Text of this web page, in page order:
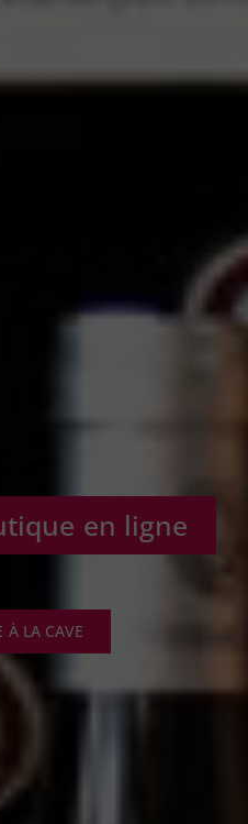
en ligne
À LA CAVE